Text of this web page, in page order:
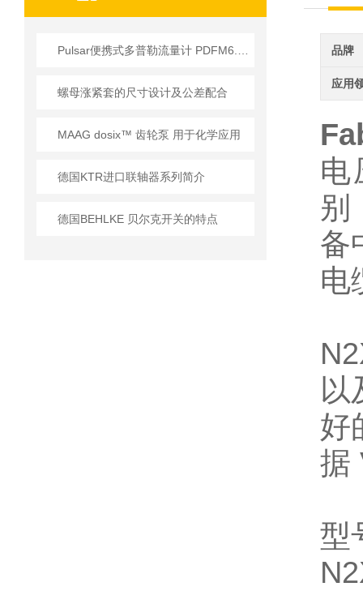
螺母涨紧套的尺寸设计及公差配合
MAAG dosix™ 齿轮泵 用于化学应用
德国KTR进口联轴器系列简介
德国BEHLKE 贝尔克开关的特点
品牌
应用
电
别
备
电
以
好
据
型